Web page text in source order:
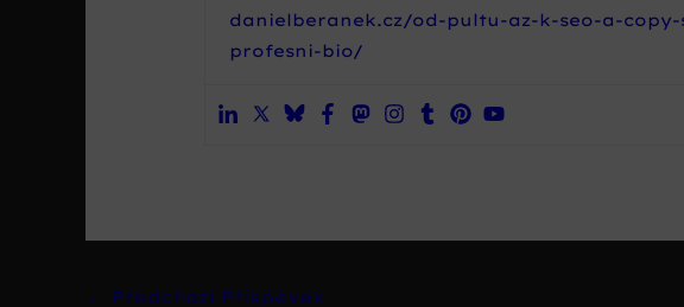
danielberanek.cz/od-pultu-az-k-seo-a-
profesni-bio/
← Předchozí Příspěvek